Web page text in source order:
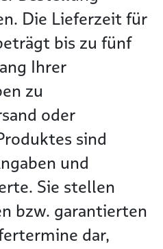
Die Lieferzeit für
bis zu fünf
Ihrer
zu
oder
sind
und
Sie stellen
bzw. garantierten
dar,